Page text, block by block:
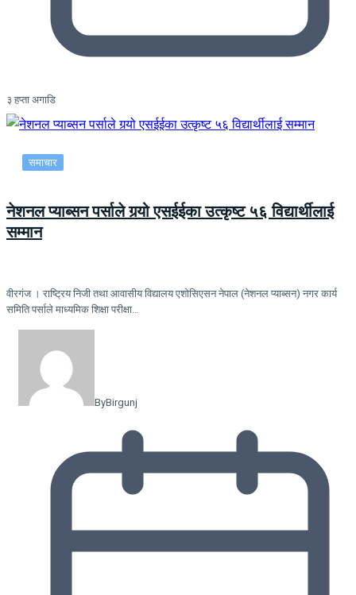
३ हप्ता अगाडि
समाचार
नेशनल प्याब्सन पर्साले गर्‍यो एसईईका उत्कृष्ट ५६ विद्यार्थीलाई
सम्मान
वीरगंज । राष्ट्रिय निजी तथा आवासीय विद्यालय एशोसिएसन नेपाल (नेशनल प्याब्सन) नगर कार्य
समिति पर्साले माध्यमिक शिक्षा परीक्षा…
ByBirgunj